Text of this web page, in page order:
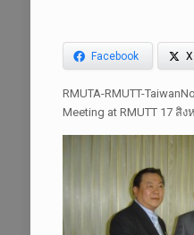
Facebook X
RMUTA-RMUTT-
Meeting at RMUTT 17 สิ